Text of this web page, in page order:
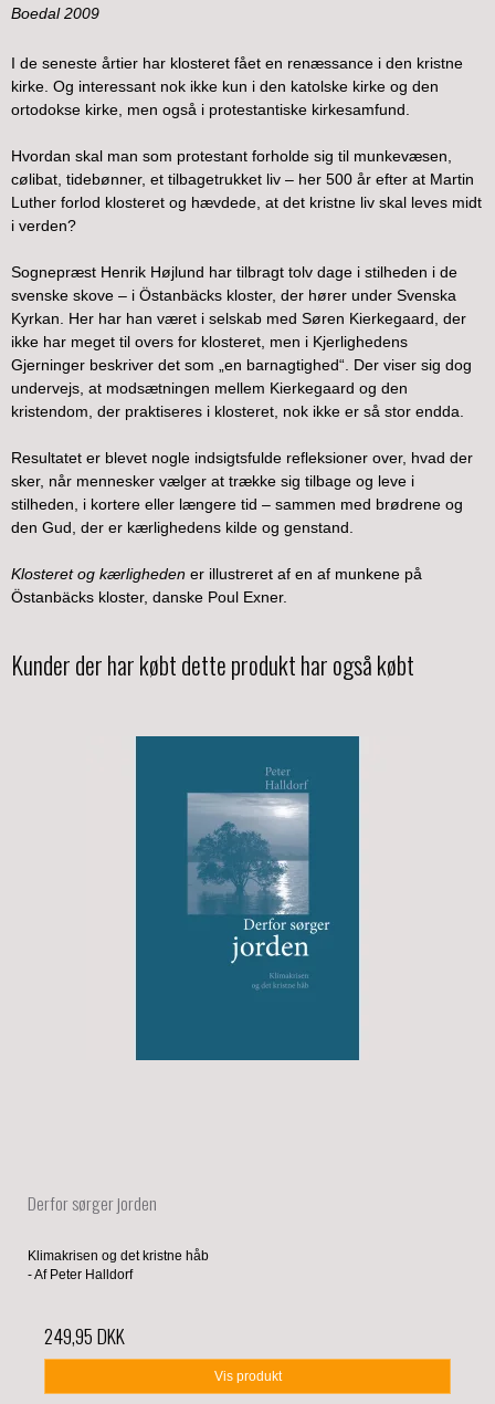
Boedal 2009
I de seneste årtier har klosteret fået en renæssance i den kristne
kirke. Og interessant nok ikke kun i den katolske kirke og den
ortodokse kirke, men også i protestantiske kirkesamfund.
Hvordan skal man som protestant forholde sig til munkevæsen,
cølibat, tidebønner, et tilbagetrukket liv – her 500 år efter at Martin
Luther forlod klosteret og hævdede, at det kristne liv skal leves midt
i verden?
Sognepræst Henrik Højlund har tilbragt tolv dage i stilheden i de
svenske skove – i Östanbäcks kloster, der hører under Svenska
Kyrkan. Her har han været i selskab med Søren Kierkegaard, der
ikke har meget til overs for klosteret, men i Kjerlighedens
Gjerninger beskriver det som „en barnagtighed“. Der viser sig dog
undervejs, at modsætningen mellem Kierkegaard og den
kristendom, der praktiseres i klosteret, nok ikke er så stor endda.
Resultatet er blevet nogle indsigtsfulde refleksioner over, hvad der
sker, når mennesker vælger at trække sig tilbage og leve i
stilheden, i kortere eller længere tid – sammen med brødrene og
den Gud, der er kærlighedens kilde og genstand.
Klosteret og kærligheden er illustreret af en af munkene på
Östanbäcks kloster, danske Poul Exner.
Kunder der har købt dette produkt har også købt
Derfor sørger jorden
Klimakrisen og det kristne håb
- Af Peter Halldorf
249,95 DKK
Vis produkt